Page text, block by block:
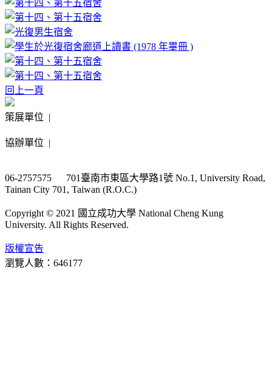
回上一頁
策展單位 |
協辦單位 |
06-2757575 701臺南市東區大學路1號 No.1, University Road,
Tainan City 701, Taiwan (R.O.C.)
Copyright © 2021 國立成功大學 National Cheng Kung
University. All Rights Reserved.
版權宣告
瀏覽人數：646177